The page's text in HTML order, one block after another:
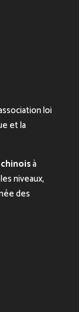
loi
et la
à
niveaux,
des